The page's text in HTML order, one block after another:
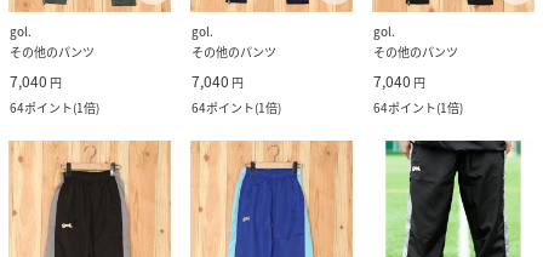
gol.
その他のパンツ
7,040 円
64ポイント(1倍)
gol.
その他のパンツ
7,040 円
64ポイント(1倍)
gol.
その他のパンツ
7,040 円
64ポイント(1倍)